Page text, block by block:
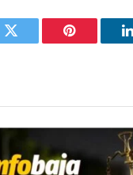
Twitter Pinterest